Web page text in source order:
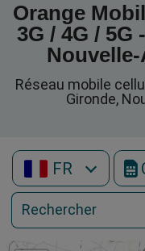
Orange
3G / 4G /
Réseau mobile
Gironde,
FR